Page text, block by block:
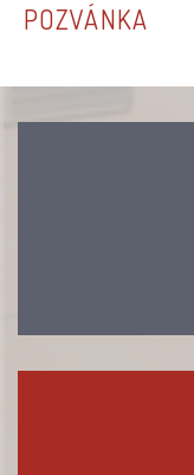
POZVÁNKA